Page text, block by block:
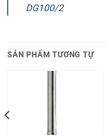
DG100/2
SẢN PHẨM TƯƠNG TỰ